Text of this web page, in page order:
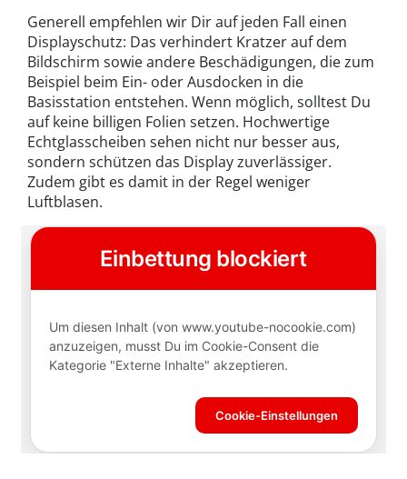
Generell empfehlen wir Dir auf jeden Fall einen
Displayschutz: Das verhindert Kratzer auf dem
Bildschirm sowie andere Beschädigungen, die zum
Beispiel beim Ein- oder Ausdocken in die
Basisstation entstehen. Wenn möglich, solltest Du
auf keine billigen Folien setzen. Hochwertige
Echtglasscheiben sehen nicht nur besser aus,
sondern schützen das Display zuverlässiger.
Zudem gibt es damit in der Regel weniger
Luftblasen.